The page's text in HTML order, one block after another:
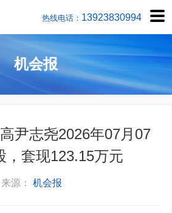
热线电话：
机会报
尹志尧2026年07月07
，套现123.15万元
源： 机会报